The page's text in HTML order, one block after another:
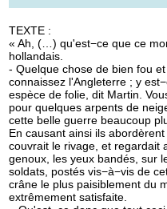
TEXTE :
« Ah, (…) qu'est−ce que ce
hollandais.
- Quelque chose de bien fou
connaissez l'Angleterre ; y
espèce de folie, dit Martin.
pour quelques arpents de
cette belle guerre beaucoup
En causant ainsi ils
couvrait le rivage, et regardait
genoux, les yeux bandés, sur
soldats, postés vis−à−vis de
crâne le plus paisiblement du
extrêmement satisfaite.